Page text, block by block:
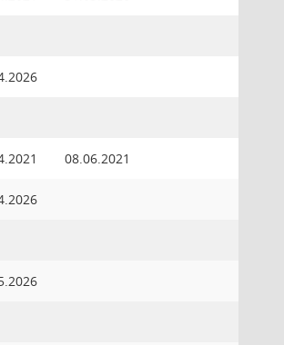
08.06.2021